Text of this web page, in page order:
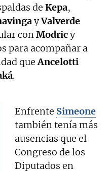
de Kepa,
yValverde
conModricy
para acompañar a
queAncelotti
.
Enfrente Simeone
también tenía más
ausencias que el
Congreso de los
Diputados en